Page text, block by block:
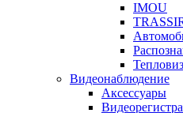
IMOU
Видеонаблюдение
Аксессуары